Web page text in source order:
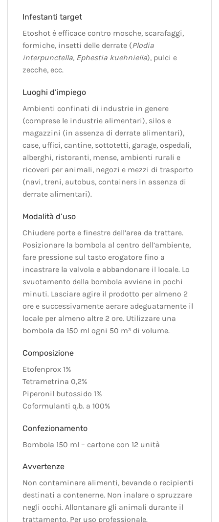
Infestanti target
Etoshot è efficace contro mosche, scarafaggi,
formiche, insetti delle derrate (Plodia
interpunctella, Ephestia kuehniella), pulci e
zecche, ecc.
Luoghi d’impiego
Ambienti confinati di industrie in genere
(comprese le industrie alimentari), silos e
magazzini (in assenza di derrate alimentari),
case, uffici, cantine, sottotetti, garage, ospedali,
alberghi, ristoranti, mense, ambienti rurali e
ricoveri per animali, negozi e mezzi di trasporto
(navi, treni, autobus, containers in assenza di
derrate alimentari).
Modalità d’uso
Chiudere porte e finestre dell’area da trattare.
Posizionare la bombola al centro dell’ambiente,
fare pressione sul tasto erogatore fino a
incastrare la valvola e abbandonare il locale. Lo
svuotamento della bombola avviene in pochi
minuti. Lasciare agire il prodotto per almeno 2
ore e successivamente aerare adeguatamente il
locale per almeno altre 2 ore. Utilizzare una
bombola da 150 ml ogni 50 m³ di volume.
Composizione
Etofenprox 1%
Tetrametrina 0,2%
Piperonil butossido 1%
Coformulanti q.b. a 100%
Confezionamento
Bombola 150 ml – cartone con 12 unità
Avvertenze
Non contaminare alimenti, bevande o recipienti
destinati a contenerne. Non inalare o spruzzare
negli occhi. Allontanare gli animali durante il
trattamento. Per uso professionale.